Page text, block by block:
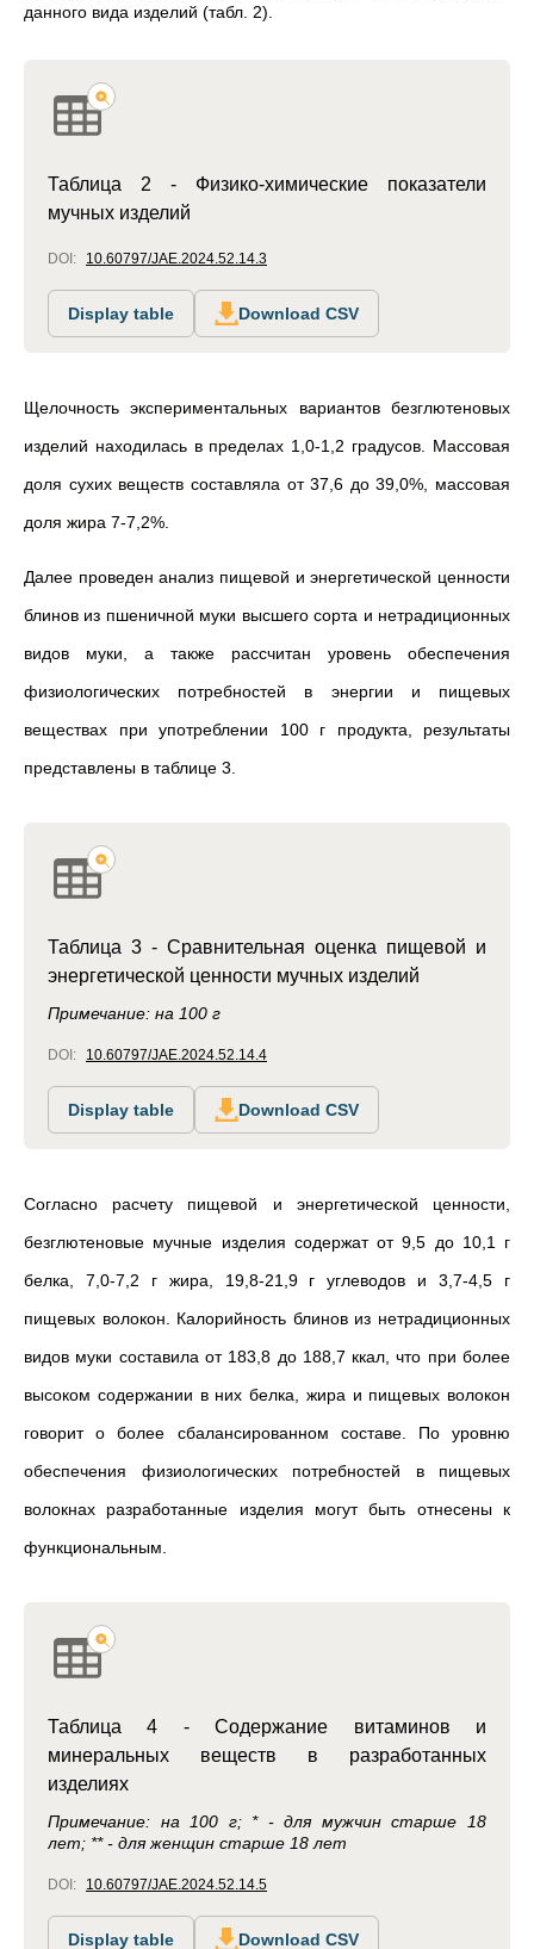
данного вида изделий (табл. 2).
Таблица 2 - Физико-химические показатели
мучных изделий
DOI: 10.60797/JAE.2024.52.14.3
Display table Download CSV
Щелочность экспериментальных вариантов безглютеновых
изделий находилась в пределах 1,0-1,2 градусов. Массовая
доля сухих веществ составляла от 37,6 до 39,0%, массовая
доля жира 7-7,2%.
Далее проведен анализ пищевой и энергетической ценности
блинов из пшеничной муки высшего сорта и нетрадиционных
видов муки, а также рассчитан уровень обеспечения
физиологических потребностей в энергии и пищевых
веществах при употреблении 100 г продукта, результаты
представлены в таблице 3.
Таблица 3 - Сравнительная оценка пищевой и
энергетической ценности мучных изделий
Примечание: на 100 г
DOI: 10.60797/JAE.2024.52.14.4
Display table Download CSV
Согласно расчету пищевой и энергетической ценности,
безглютеновые мучные изделия содержат от 9,5 до 10,1 г
белка, 7,0-7,2 г жира, 19,8-21,9 г углеводов и 3,7-4,5 г
пищевых волокон. Калорийность блинов из нетрадиционных
видов муки составила от 183,8 до 188,7 ккал, что при более
высоком содержании в них белка, жира и пищевых волокон
говорит о более сбалансированном составе. По уровню
обеспечения физиологических потребностей в пищевых
волокнах разработанные изделия могут быть отнесены к
функциональным.
Таблица 4 - Содержание витаминов и
минеральных веществ в разработанных
изделиях
Примечание: на 100 г; * - для мужчин старше 18
лет; ** - для женщин старше 18 лет
DOI: 10.60797/JAE.2024.52.14.5
Display table Download CSV